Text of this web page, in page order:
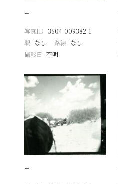
−
写真ID 3604-009382-1
駅 なし 路線 なし
撮影日
不明
−